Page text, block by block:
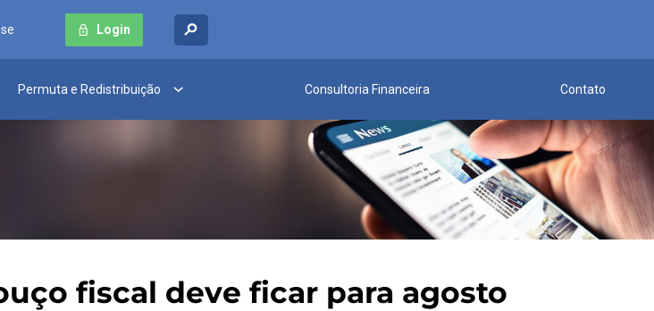
Login
Permuta e Redistribuição Consultoria Financeira Contato
fiscal deve ficar para agosto